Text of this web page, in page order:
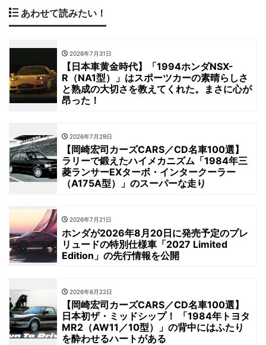
あわせて読みたい！
2026年7月31日
【日本車黄金時代】「1994ホンダNSX-
R（NA1型）」はスポーツカーの素晴らしさ
と熟成の大切さを教えてくれた。まさに心が
昂った！
2026年7月29日
【岡崎宏司カーズCARS／CD名車100選】
ラリーで鍛えたハイメカニズム「1984年三
菱ランサーEXターボ・インタークーラー
（A175A型）」のスーパーな走り
2026年7月21日
ホンダが2026年8月20日に発売予定のプレ
リュードの特別仕様車「2027 Limited
Edition」の先行情報を公開
2026年6月22日
【岡崎宏司カーズCARS／CD名車100選】
日本初ザ・ミッドシップ！ 「1984年トヨタ
MR2（AW11／10型）」の背中にはふたり
を酔わせるハートがある